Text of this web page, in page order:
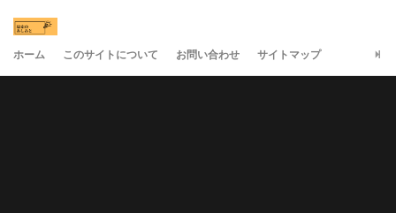
ホーム このサイトについて お問い合わせ サイトマップ